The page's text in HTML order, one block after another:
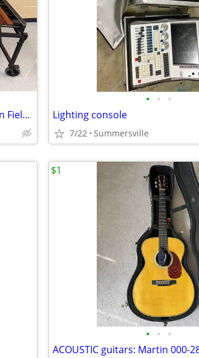
USED Adams 5.0 Rosewood Marimba on Field Frame
• • •
Lighting console
7/22 Summersville
• • •
$1